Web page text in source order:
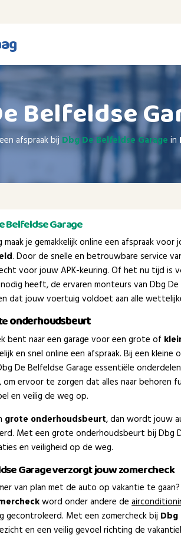
Belfeldse
afspraak bij Dbg De Belfeldse Garage in
Belfeldse Garage
maak je gemakkelijk online een afspraak
. Door de snelle en betrouwbare service
voor jouw APK-keuring. Of het nu tijd is
heeft, de ervaren monteurs van Dbg De
dat jouw voertuig voldoet aan alle
onderhoudsbeurt
bent naar een garage voor een grote of
en snel online een afspraak. Bij een
De Belfeldse Garage essentiële
ervoor te zorgen dat alles naar behoren
en veilig de weg op.
grote onderhoudsbeurt, dan wordt jouw
Met een grote onderhoudsbeurt bij Dbg
en veiligheid op de weg.
Garage verzorgt jouw zomercheck
van plan met de auto op vakantie te
word onder andere de
gecontroleerd. Met een zomercheck bij Dbg
en een veilig gevoel richting de